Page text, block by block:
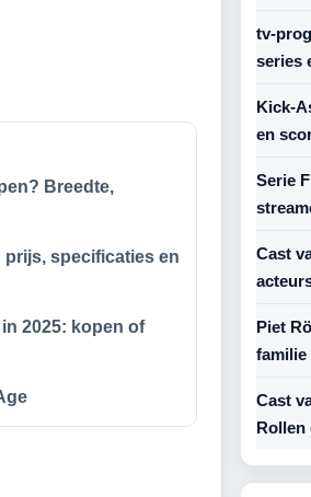
Breedte,
prijs, specificaties en
2025: kopen of
tv-
series
Kick-
en
Serie
Cast
Piet
familie
Cast
Rollen